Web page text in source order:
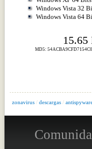
Windows Vista 32
Windows Vista 64
MD5:
zonavirus / descargas /